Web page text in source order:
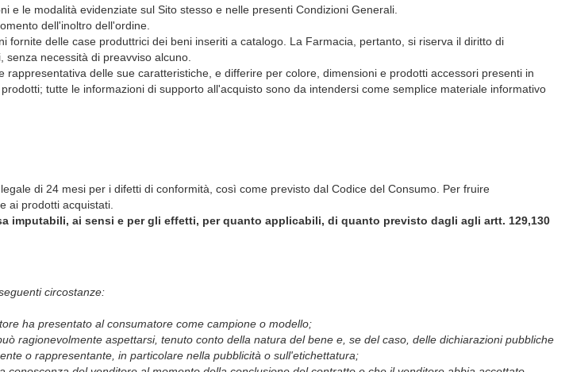
le modalità evidenziate sul Sito stesso e nelle presenti Condizioni Generali.
dell'inoltro dell'ordine.
delle case produttrici dei beni inseriti a catalogo. La Farmacia, pertanto, si riserva il diritto di
necessità di preavviso alcuno.
delle sue caratteristiche, e differire per colore, dimensioni e prodotti accessori presenti in
tutte le informazioni di supporto all'acquisto sono da intendersi come semplice materiale informativo
di 24 mesi per i difetti di conformità, così come previsto dal Codice del Consumo. Per fruire
ai prodotti acquistati.
ai sensi e per gli effetti, per quanto applicabili, di quanto previsto dagli agli artt. 129,130
circostanze:
ha presentato al consumatore come campione o modello;
ragionevolmente aspettarsi, tenuto conto della natura del bene e, se del caso, delle dichiarazioni pubbliche
o rappresentante, in particolare nella pubblicità o sull'etichettatura;